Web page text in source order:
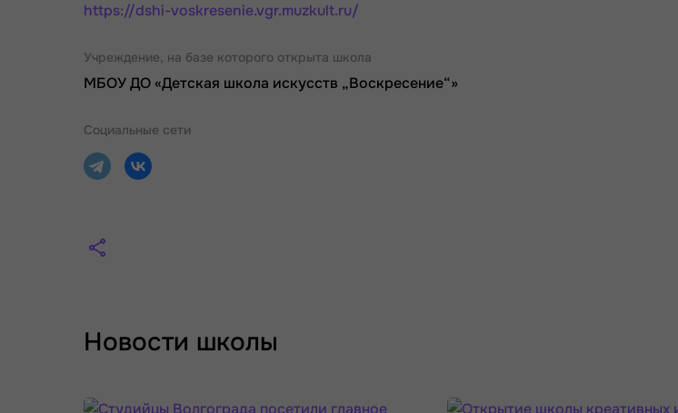
https://dshi-voskresenie.vgr.muzkult.ru/
Учреждение, на базе которого открыта школа
МБОУ ДО «Детская школа искусств „Воскресение“»
Социальные сети
Новости школы